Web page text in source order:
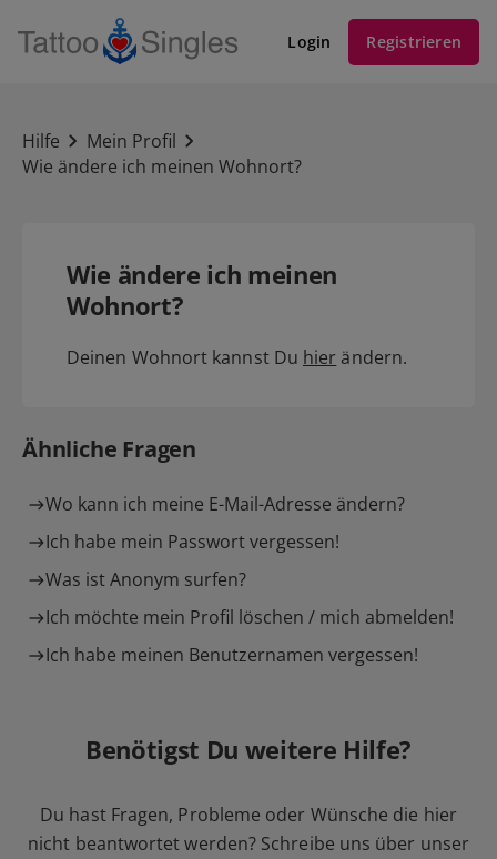
Login Registrieren
Hilfe
Mein Profil
Wie ändere ich meinen Wohnort?
Wie ändere ich meinen
Wohnort?
Deinen Wohnort kannst Du hier ändern.
Ähnliche Fragen
Wo kann ich meine E-Mail-Adresse ändern?
Ich habe mein Passwort vergessen!
Was ist Anonym surfen?
Ich möchte mein Profil löschen / mich abmelden!
Ich habe meinen Benutzernamen vergessen!
Benötigst Du weitere Hilfe?
Du hast Fragen, Probleme oder Wünsche die hier
nicht beantwortet werden? Schreibe uns über unser